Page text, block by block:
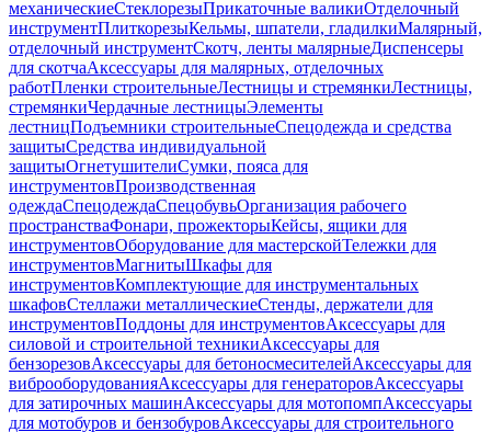
механическиеСтеклорезыПрикаточные валикиОтделочный
инструментПлиткорезыКельмы, шпатели, гладилкиМалярный,
отделочный инструментСкотч, ленты малярныеДиспенсеры
для скотчаАксессуары для малярных, отделочных
работПленки строительныеЛестницы и стремянкиЛестницы,
стремянкиЧердачные лестницыЭлементы
лестницПодъемники строительныеСпецодежда и средства
защитыСредства индивидуальной
защитыОгнетушителиСумки, пояса для
инструментовПроизводственная
одеждаСпецодеждаСпецобувьОрганизация рабочего
пространстваФонари, прожекторыКейсы, ящики для
инструментовОборудование для мастерскойТележки для
инструментовМагнитыШкафы для
инструментовКомплектующие для инструментальных
шкафовСтеллажи металлическиеСтенды, держатели для
инструментовПоддоны для инструментовАксессуары для
силовой и строительной техникиАксессуары для
бензорезовАксессуары для бетоносмесителейАксессуары для
виброоборудованияАксессуары для генераторовАксессуары
для затирочных машинАксессуары для мотопомпАксессуары
для мотобуров и бензобуровАксессуары для строительного